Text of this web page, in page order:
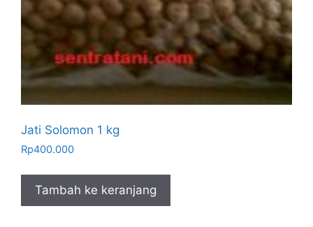
Jati Solomon 1 kg
Rp400.000
Tambah ke keranjang